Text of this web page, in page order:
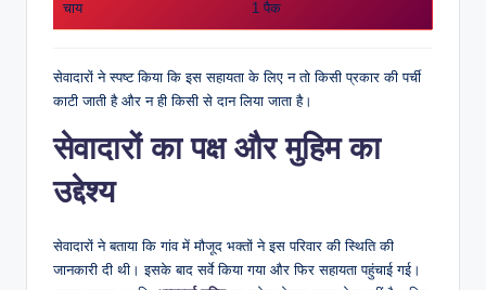
चाय 1 पैक
सेवादारों ने स्पष्ट किया कि इस सहायता के लिए न तो किसी प्रकार की पर्ची
काटी जाती है और न ही किसी से दान लिया जाता है।
सेवादारों का पक्ष और मुहिम का
उद्देश्य
सेवादारों ने बताया कि गांव में मौजूद भक्तों ने इस परिवार की स्थिति की
जानकारी दी थी। इसके बाद सर्वे किया गया और फिर सहायता पहुंचाई गई।